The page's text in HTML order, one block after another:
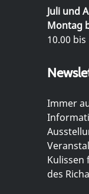
Juli und
Montag
10.00
Immer
Kulissen
des